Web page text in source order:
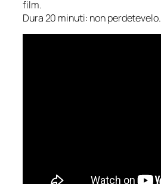
film.
Dura 20 minuti: non perdetevelo.